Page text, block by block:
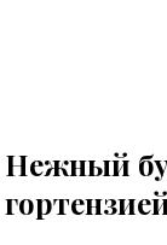
Нежный